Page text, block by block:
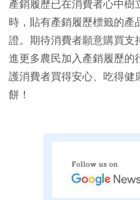
產銷履歷已在消費者心中
時，貼有產銷履歷標籤的產
證。期待消費者願意購買支
進更多農民加入產銷履歷的
護消費者買得安心、吃得健
餅！